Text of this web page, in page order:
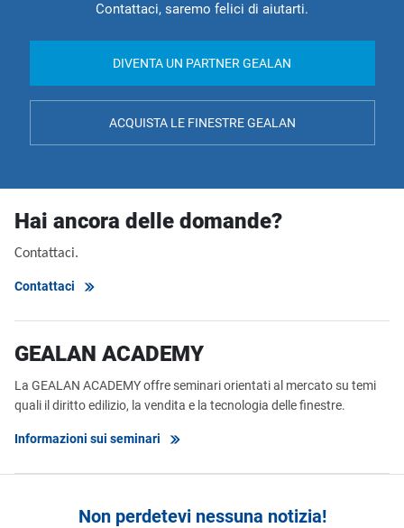
Contattaci, saremo felici di aiutarti.
DIVENTA UN PARTNER GEALAN
ACQUISTA LE FINESTRE GEALAN
Hai ancora delle domande?
Contattaci.
Contattaci
GEALAN ACADEMY
La GEALAN ACADEMY offre seminari orientati al mercato su temi
quali il diritto edilizio, la vendita e la tecnologia delle finestre.
Informazioni sui seminari
Non perdetevi nessuna notizia!